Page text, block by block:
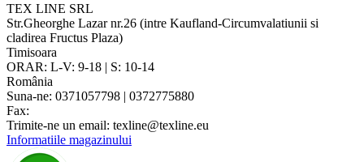
TEX LINE SRL
Str.Gheorghe Lazar nr.26 (intre Kaufland-Circumvalatiunii si
cladirea Fructus Plaza)
Timisoara
ORAR: L-V: 9-18 | S: 10-14
România
Suna-ne: 0371057798 | 0372775880
Fax:
Trimite-ne un email: texline@texline.eu
Informatiile magazinului